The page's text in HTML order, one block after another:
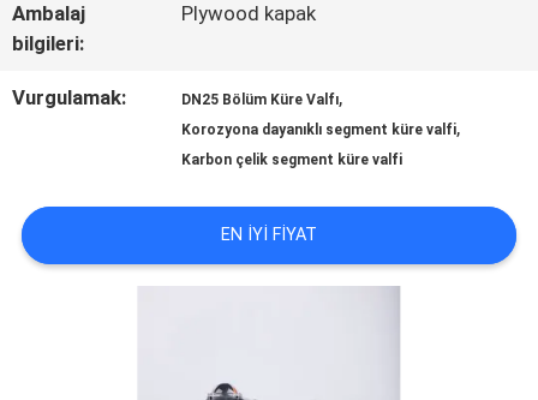
KONTROLÜ
HABERLER
Ambalaj
bilgileri:
Plywood kapak
Vurgulamak: DN25 Bölüm Küre Valfı,
Korozyona dayanıklı segment küre valfi,
Karbon çelik segment küre valfi
EN IYI FIYAT